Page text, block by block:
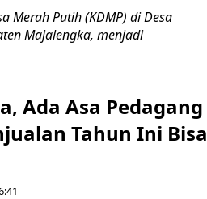
Merah Putih (KDMP) di Desa
Majalengka, menjadi
Ada Asa Pedagang
Tahun Ini Bisa